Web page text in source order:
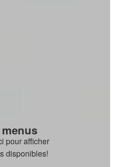
pour afficher
disponibles!